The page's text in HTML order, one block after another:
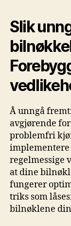
Slik⁢
Å‍ unngå
avgjørende
problemfri⁣
⁣implementere
regelmessige
at dine
fungerer​
triks ​som
bilnøklene